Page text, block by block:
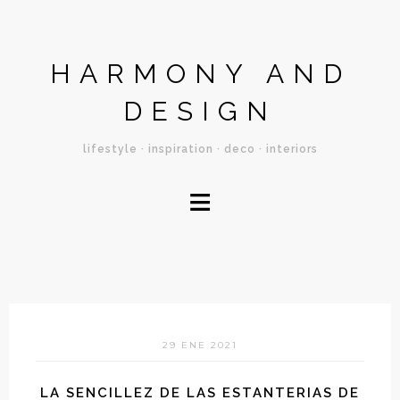
HARMONY AND
DESIGN
lifestyle · inspiration · deco · interiors
≡
29 ENE 2021
LA SENCILLEZ DE LAS ESTANTERIAS DE